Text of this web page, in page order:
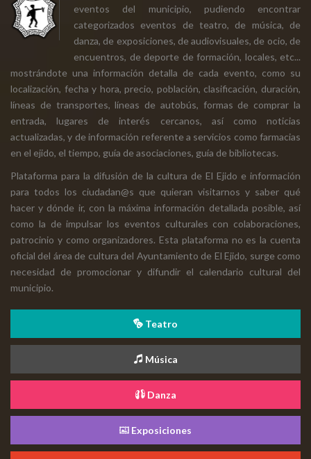
eventos del municipio, pudiendo encontrar
categorizados eventos de teatro, de música, de
danza, de exposiciones, de audiovisuales, de ocio, de
encuentros, de deporte de formación, locales, etc...
mostrándote una información detalla de cada evento, como su
localización, fecha y hora, precio, población, clasificación, duración,
líneas de transportes, líneas de autobús, formas de comprar la
entrada, lugares de interés cercanos, así como noticias
actualizadas, y de información referente a servicios como farmacias
en el ejido, el tiempo, guía de asociaciones, guía de bibliotecas.
Plataforma para la difusión de la cultura de El Ejido e información
para todos los ciudadan@s que quieran visitarnos y saber qué
hacer y dónde ir, con la máxima información detallada posible, así
como la de impulsar los eventos culturales con colaboraciones,
patrocinio y como organizadores. Esta plataforma no es la cuenta
oficial del área de cultura del Ayuntamiento de El Ejido, surge como
necesidad de promocionar y difundir el calendario cultural del
municipio.
Teatro
Música
Danza
Exposiciones